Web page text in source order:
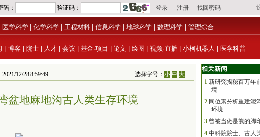
医学科学 化学科学 工程材料 信息科学 地球科学 数理科学 管理综合
博客 院士 人才 会议 基金·项目 论文 绘图 视频·直播 小柯机器人 医学科普
12/28 8:59:49 选择字号：小 中 大
盆地麻地沟古人类生存环境
相关新闻
1 新研究揭秘百万年
境
2 同位素分析重建泥
环境
3 曾被当做是熊的脚
4 中科院院士、古人